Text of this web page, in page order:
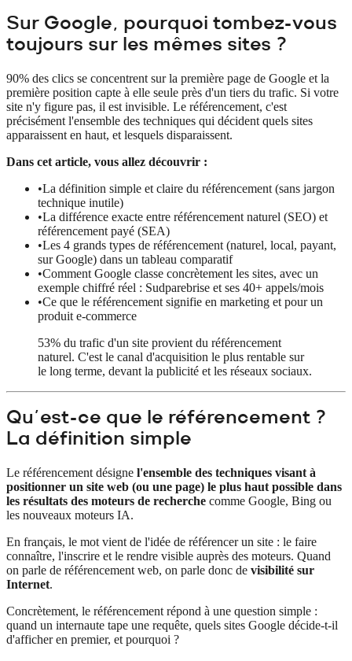
Sur Google, pourquoi tombez-vous
toujours sur les mêmes sites ?
90% des clics se concentrent sur la première page de Google et la
première position capte à elle seule près d'un tiers du trafic. Si votre
site n'y figure pas, il est invisible. Le référencement, c'est
précisément l'ensemble des techniques qui décident quels sites
apparaissent en haut, et lesquels disparaissent.
Dans cet article, vous allez découvrir :
•La définition simple et claire du référencement (sans jargon
technique inutile)
•La différence exacte entre référencement naturel (SEO) et
référencement payé (SEA)
•Les 4 grands types de référencement (naturel, local, payant,
sur Google) dans un tableau comparatif
•Comment Google classe concrètement les sites, avec un
exemple chiffré réel : Sudparebrise et ses 40+ appels/mois
•Ce que le référencement signifie en marketing et pour un
produit e-commerce
53% du trafic d'un site provient du référencement
naturel. C'est le canal d'acquisition le plus rentable sur
le long terme, devant la publicité et les réseaux sociaux.
Qu'est-ce que le référencement ?
La définition simple
Le référencement désigne l'ensemble des techniques visant à
positionner un site web (ou une page) le plus haut possible dans
les résultats des moteurs de recherche comme Google, Bing ou
les nouveaux moteurs IA.
En français, le mot vient de l'idée de référencer un site : le faire
connaître, l'inscrire et le rendre visible auprès des moteurs. Quand
on parle de référencement web, on parle donc de visibilité sur
Internet.
Concrètement, le référencement répond à une question simple :
quand un internaute tape une requête, quels sites Google décide-t-il
d'afficher en premier, et pourquoi ?